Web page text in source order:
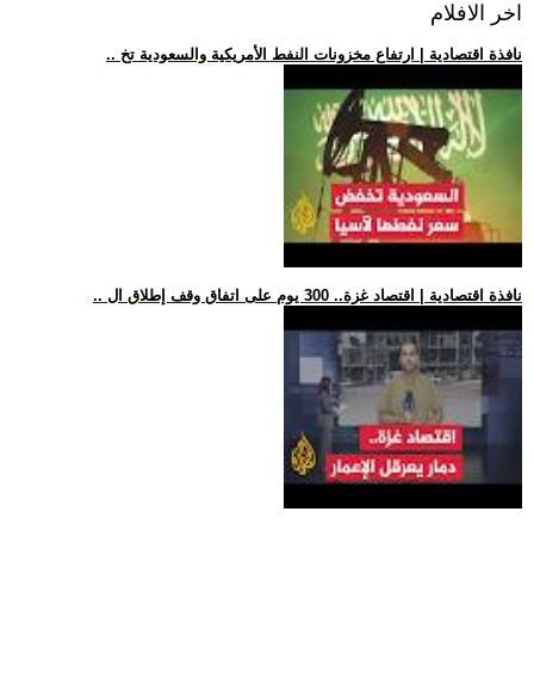
اخر الافلام
.. نافذة اقتصادية | ارتفاع مخزونات النفط الأمريكية والسعودية تخ
.. نافذة اقتصادية | اقتصاد غزة.. 300 يوم على اتفاق وقف إطلاق ال